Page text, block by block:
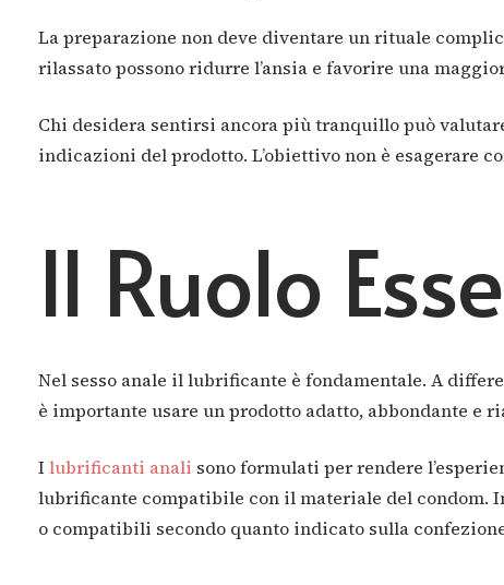
La preparazione non deve diventare un rituale
rilassato possono ridurre l’ansia e favorire una
Chi desidera sentirsi ancora più tranquillo può
indicazioni del prodotto. L’obiettivo non è esagerare
Il Ruolo
Nel sesso anale il lubrificante è fondamentale. A
è importante usare un prodotto adatto, abbondante e
Ilubrificanti anali sono formulati per rendere
lubrificante compatibile con il materiale del condom.
o compatibili secondo quanto indicato sulla